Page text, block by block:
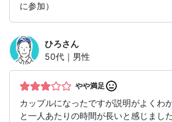
に参加）
ひろさん
50代｜男性
やや満足
カップルになったですが説明がよくわ
と一人あたりの時間が長いと感じました